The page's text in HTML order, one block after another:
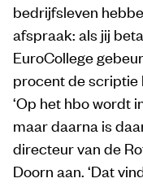
bedrijfsleven
afspraak: als jij
EuroCollege
procent de scriptie
‘Op het hbo wordt
maar daarna is
directeur van de
Doorn aan. ‘Dat